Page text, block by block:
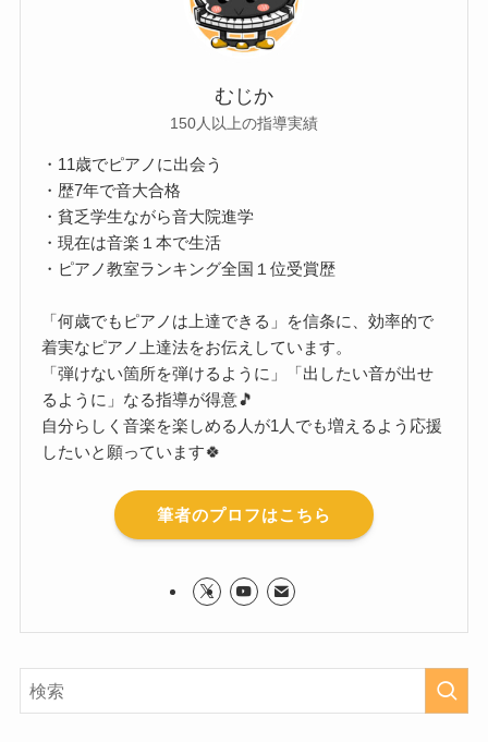
むじか
150人以上の指導実績
・11歳でピアノに出会う
・歴7年で音大合格
・貧乏学生ながら音大院進学
・現在は音楽１本で生活
・ピアノ教室ランキング全国１位受賞歴
「何歳でもピアノは上達できる」を信条に、効率的で
着実なピアノ上達法をお伝えしています。
「弾けない箇所を弾けるように」「出したい音が出せ
るように」なる指導が得意🎵
自分らしく音楽を楽しめる人が1人でも増えるよう応援
したいと願っています🍀
筆者のプロフはこちら